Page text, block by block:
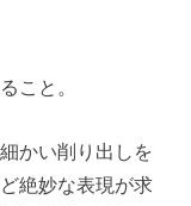
こと。
かい削り出しを
絶妙な表現が求